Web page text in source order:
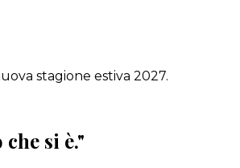
stagione estiva 2027.
si è."